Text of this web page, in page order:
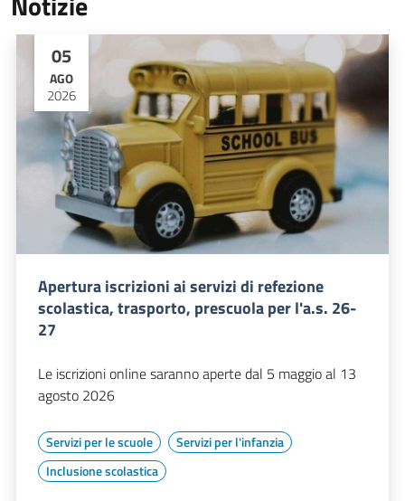
05
AGO
2026
Apertura iscrizioni ai servizi di refezione
scolastica, trasporto, prescuola per l'a.s. 26-
27
Le iscrizioni online saranno aperte dal 5 maggio al 13
agosto 2026
Servizi per le scuole
Servizi per l'infanzia
Inclusione scolastica